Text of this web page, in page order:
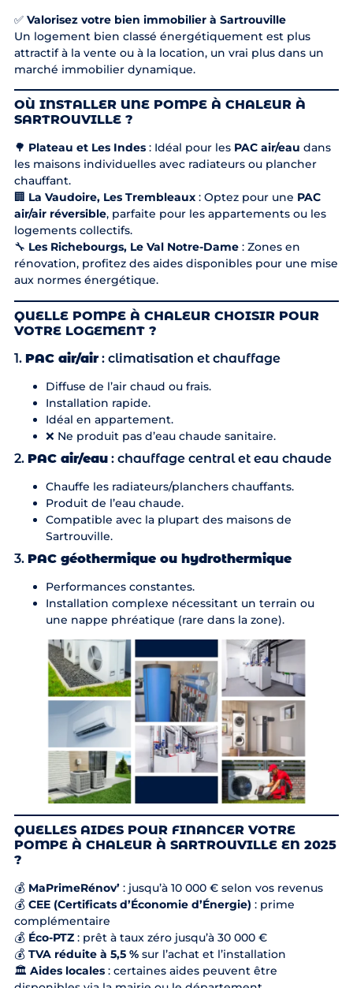
✅ Valorisez votre bien immobilier à Sartrouville
Un logement bien classé énergétiquement est plus
attractif à la vente ou à la location, un vrai plus dans un
marché immobilier dynamique.
OÙ INSTALLER UNE POMPE À CHALEUR À
SARTROUVILLE ?
🌳 Plateau et Les Indes: Idéal pour les PAC air/eau dans
les maisons individuelles avec radiateurs ou plancher
chauffant.
🏢 La Vaudoire, Les Trembleaux: Optez pour une PAC
air/air réversible, parfaite pour les appartements ou les
logements collectifs.
🔧 Les Richebourgs, Le Val Notre-Dame: Zones en
rénovation, profitez des aides disponibles pour une mise
aux normes énergétique.
QUELLE POMPE À CHALEUR CHOISIR POUR
VOTRE LOGEMENT ?
1. PAC air/air: climatisation et chauffage
Diffuse de l’air chaud ou frais.
Installation rapide.
Idéal en appartement.
❌ Ne produit pas d’eau chaude sanitaire.
2. PAC air/eau: chauffage central et eau chaude
Chauffe les radiateurs/planchers chauffants.
Produit de l’eau chaude.
Compatible avec la plupart des maisons de
Sartrouville.
3. PAC géothermique ou hydrothermique
Performances constantes.
Installation complexe nécessitant un terrain ou
une nappe phréatique (rare dans la zone).
QUELLES AIDES POUR FINANCER VOTRE
POMPE À CHALEUR À SARTROUVILLE EN 2025
?
💰 MaPrimeRénov’: jusqu’à 10 000 € selon vos revenus
💰 CEE (Certificats d’Économie d’Énergie) : prime
complémentaire
💰 Éco-PTZ: prêt à taux zéro jusqu’à 30 000 €
💰 TVA réduite à 5,5 %sur l’achat et l’installation
🏛️ Aides locales: certaines aides peuvent être